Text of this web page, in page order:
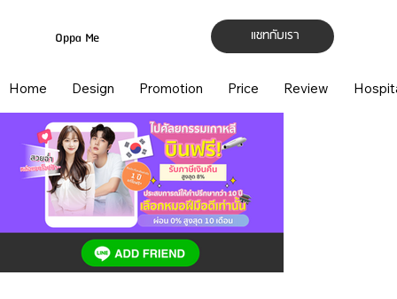
แชทกับเรา
Oppa Me
Home Design Promotion Price Review